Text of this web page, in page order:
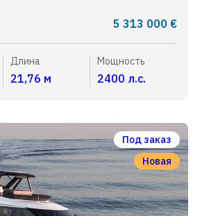
5 313 000 €
Длина
21,76 м
Мощность
2400 л.с.
Под заказ
Новая